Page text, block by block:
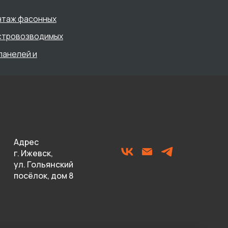
Адрес
г. Ижевск,
ул. Гольянский
посёлок, дом 8